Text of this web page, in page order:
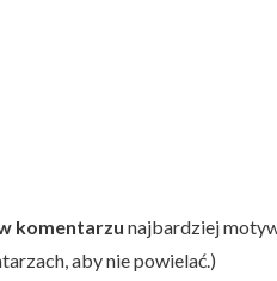
komentarzu najbardziej
aby nie powielać.)